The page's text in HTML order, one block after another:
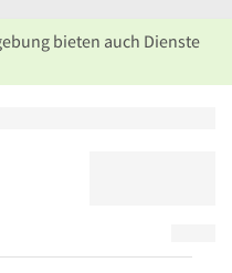
bieten auch Dienste